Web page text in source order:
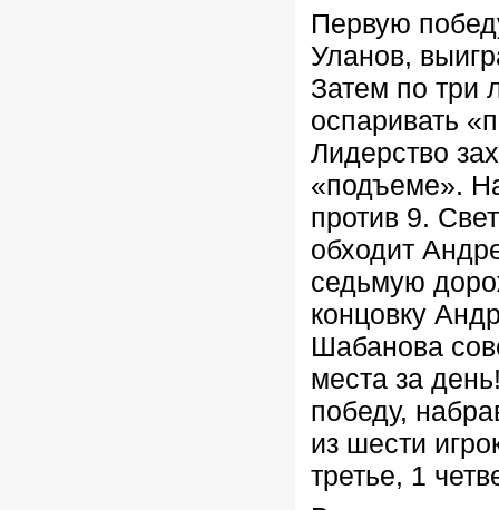
Первую
Уланов,
Затем по
оспаривать
Лидерство
«подъеме».
против 9.
обходит
седьмую
концовку
Шабанова
места за
победу,
из шести
третье, 1